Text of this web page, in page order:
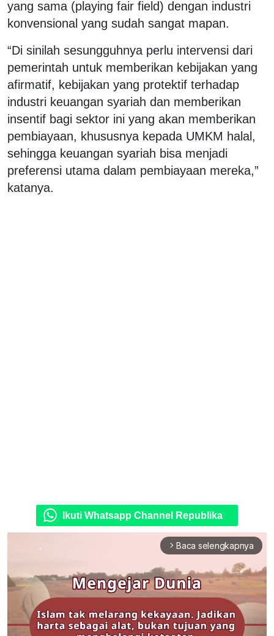
yang sama (playing fair field) dengan industri
konvensional yang sudah sangat mapan.
“Di sinilah sesungguhnya perlu intervensi dari
pemerintah untuk memberikan kebijakan yang
afirmatif, kebijakan yang protektif terhadap
industri keuangan syariah dan memberikan
insentif bagi sektor ini yang akan memberikan
pembiayaan, khususnya kepada UMKM halal,
sehingga keuangan syariah bisa menjadi
preferensi utama dalam pembiayaan mereka,”
katanya.
Ikuti Whatsapp Channel Republika
arrow_forward_ios Baca selengkapnya